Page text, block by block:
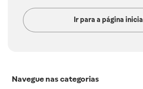
Ir para a página inicial
Navegue nas categorias